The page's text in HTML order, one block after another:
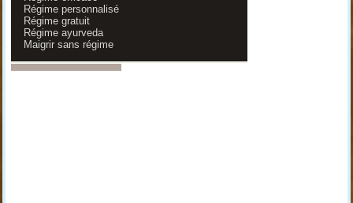
Régime personnalisé
Régime gratuit
Régime ayurveda
Maigrir sans régime